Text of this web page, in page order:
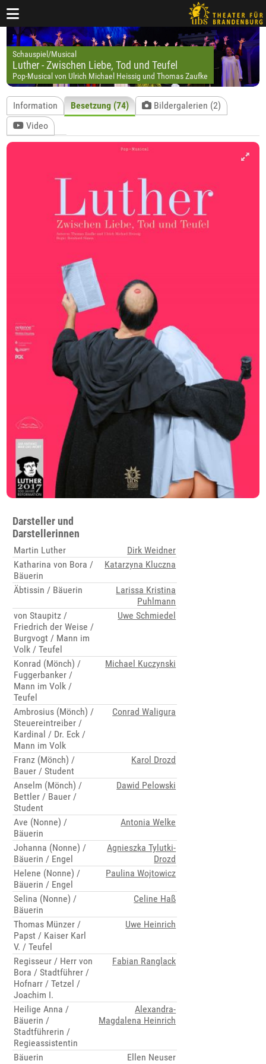
Schauspiel/Musical
Luther - Zwischen Liebe, Tod und Teufel
Pop-Musical von Ulrich Michael Heissig und Thomas Zaufke
Information Besetzung (74)
Bildergalerien (2)
Video
Darsteller und
Darstellerinnen
Martin Luther
Dirk Weidner
Katharina von Bora /
Bäuerin
Katarzyna Kluczna
Äbtissin / Bäuerin
Larissa Kristina
Puhlmann
von Staupitz /
Friedrich der Weise /
Burgvogt / Mann im
Volk / Teufel
Uwe Schmiedel
Konrad (Mönch) /
Fuggerbanker /
Mann im Volk /
Teufel
Michael Kuczynski
Ambrosius (Mönch) /
Steuereintreiber /
Kardinal / Dr. Eck /
Mann im Volk
Conrad Waligura
Franz (Mönch) /
Bauer / Student
Karol Drozd
Anselm (Mönch) /
Bettler / Bauer /
Student
Dawid Pelowski
Ave (Nonne) /
Bäuerin
Antonia Welke
Johanna (Nonne) /
Bäuerin / Engel
Agnieszka Tylutki-
Drozd
Helene (Nonne) /
Bäuerin / Engel
Paulina Wojtowicz
Selina (Nonne) /
Bäuerin
Celine Haß
Thomas Münzer /
Papst / Kaiser Karl
V. / Teufel
Uwe Heinrich
Regisseur / Herr von
Bora / Stadtführer /
Hofnarr / Tetzel /
Joachim I.
Fabian Ranglack
Heilige Anna /
Bäuerin /
Stadtführerin /
Regieassistentin
Alexandra-
Magdalena Heinrich
Bäuerin Ellen Neuser